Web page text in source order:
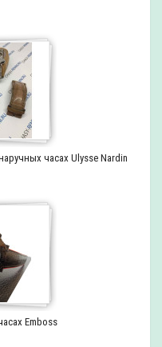
часах Ulysse Nardin
Emboss